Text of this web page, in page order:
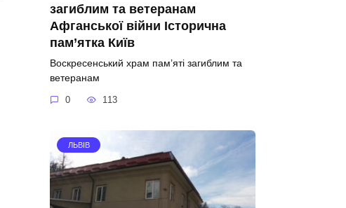
загиблим та ветеранам
Афганської війни Історична
пам’ятка Київ
Воскресенський храм пам’яті загиблим та
ветеранам
0 113
ЛЬВІВ